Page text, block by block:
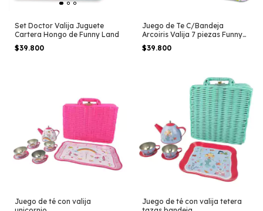
Set Doctor Valija Juguete
Cartera Hongo de Funny Land
$39.800
Juego de Te C/Bandeja
Arcoiris Valija 7 piezas Funny
Land
$39.800
Juego de té con valija
Juego de té con valija tetera